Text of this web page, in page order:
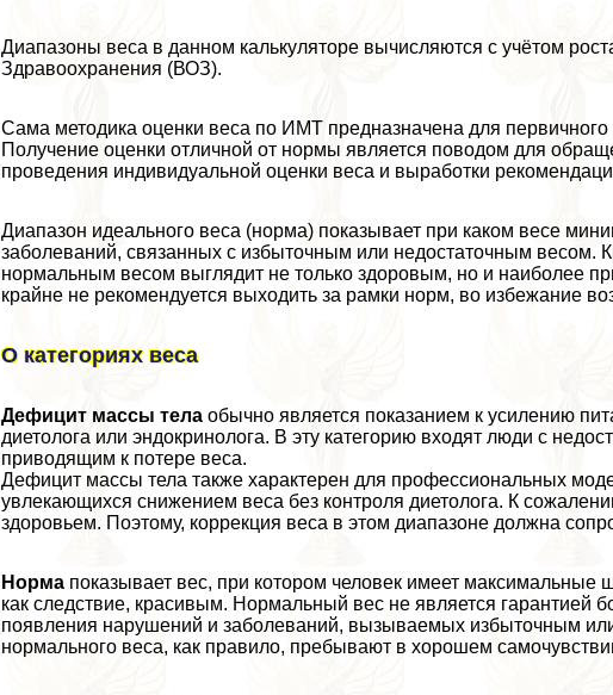
Диапазоны веса в данном калькуляторе вычисляются с учётом
Здравоохранения (ВОЗ).
Сама методика оценки веса по ИМТ предназначена для
Получение оценки отличной от нормы является поводом для
проведения индивидуальной оценки веса и выработки
Диапазон идеального веса (норма) показывает при каком весе
заболеваний, связанных с избыточным или недостаточным весом.
нормальным весом выглядит не только здоровым, но и наиболее
крайне не рекомендуется выходить за рамки норм, во избежание
О категориях веса
Дефицит массы тела обычно является показанием к усилению
диетолога или эндокринолога. В эту категорию входят люди с
приводящим к потере веса.
Дефицит массы тела также хаpaктерен для профессиональных
увлекающихся снижением веса без контроля диетолога. К
здоровьем. Поэтому, коррекция веса в этом диапазоне должна
Норма показывает вес, при котором человек имеет
как следствие, красивым. Нормальный вес не является гарантией
появления нарушений и заболеваний, вызываемых избыточным
нормального веса, как правило, пребывают в хорошем